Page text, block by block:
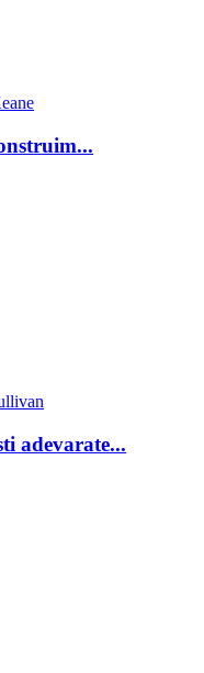
adevarate...